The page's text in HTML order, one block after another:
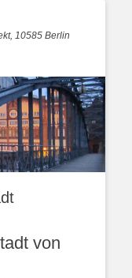
10585 Berlin
von